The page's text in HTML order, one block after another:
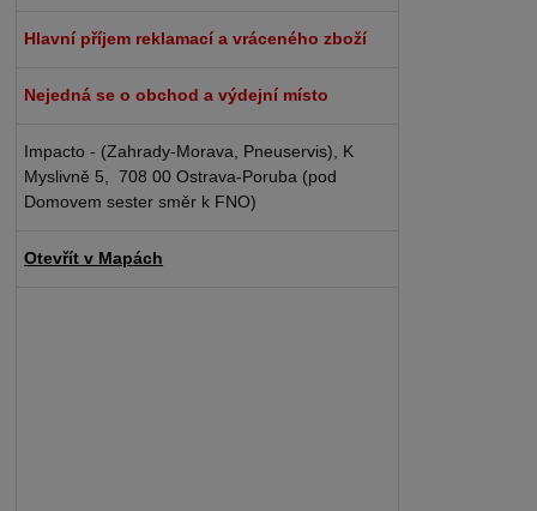
Hlavní příjem reklamací a vráceného zboží
Nejedná se o obchod a výdejní místo
Impacto - (Zahrady-Morava, Pneuservis), K
Myslivně 5, 708 00 Ostrava-Poruba (pod
Domovem sester směr k FNO)
Otevřít v Mapách